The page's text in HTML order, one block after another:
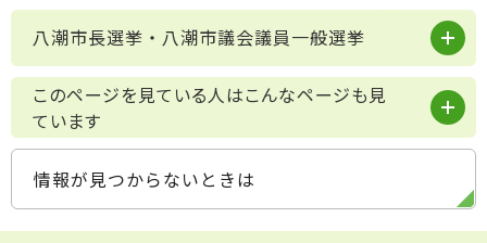
八潮市長選挙・八潮市議会議員一般選挙
このページを見ている人はこんなページも見
ています
情報が見つからないときは